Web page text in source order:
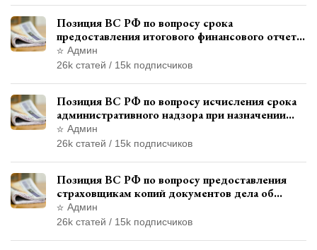
Позиция ВС РФ по вопросу срока
предоставления итогового финансового отчета
кандидатом в соответствии с
законодательством о выборах
Админ
26k статей / 15k подписчиков
Позиция ВС РФ по вопросу исчисления срока
административного надзора при назначении
дополнительного наказания, отличного от
ограничения свободы
Админ
26k статей / 15k подписчиков
Позиция ВС РФ по вопросу предоставления
страховщикам копий документов дела об
административном правонарушении для
автотехнической экспертизы
Админ
26k статей / 15k подписчиков